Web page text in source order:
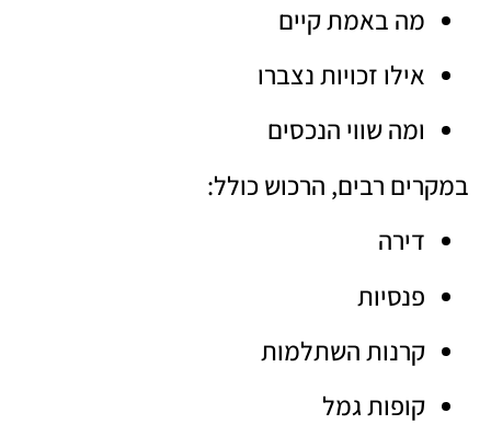
מה באמת קיים
אילו זכויות נצברו
ומה שווי הנכסים
במקרים רבים, הרכוש כולל:
דירה
פנסיות
קרנות השתלמות
קופות גמל